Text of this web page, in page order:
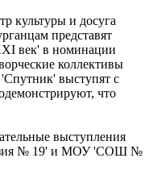
культуры и досуга
представят
век' в номинации
коллективы
выступят с
что
выступления
№ 19' и МОУ 'СОШ №